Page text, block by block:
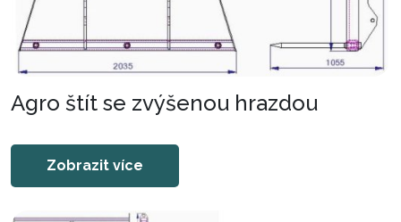
Agro štít se zvýšenou hrazdou
Zobrazit více